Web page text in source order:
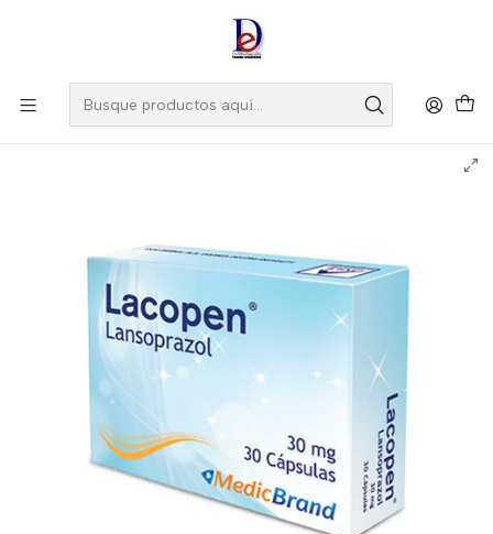
, Si eres nuevo regístrate
LACOPEN 30 MG X 30 CAP -LANSOPRAZOL 30MG X 30 CAP-
MEDICBRAND UBI 7-F